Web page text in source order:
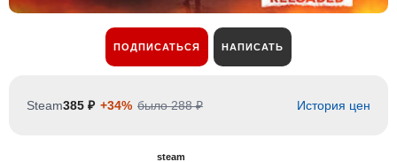
ПОДПИСАТЬСЯ НАПИСАТЬ
Steam385 ₽ +34% было 288 ₽ История цен
steam